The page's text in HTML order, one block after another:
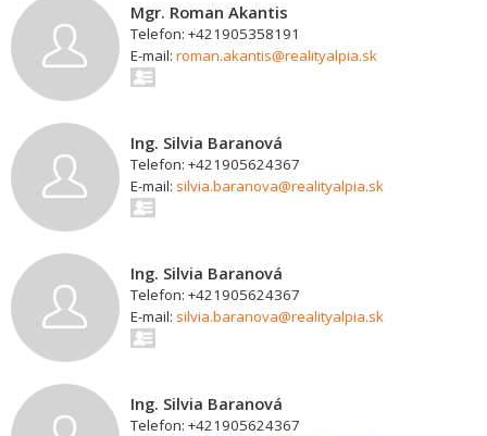
Mgr. Roman Akantis
Telefon: +421905358191
E-mail: roman.akantis@realityalpia.sk
Ing. Silvia Baranová
Telefon: +421905624367
E-mail: silvia.baranova@realityalpia.sk
Ing. Silvia Baranová
Telefon: +421905624367
E-mail: silvia.baranova@realityalpia.sk
Ing. Silvia Baranová
Telefon: +421905624367